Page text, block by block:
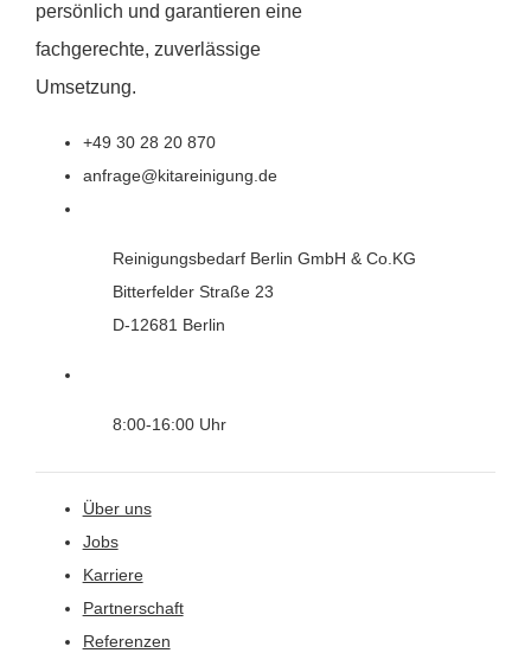
persönlich und garantieren eine
fachgerechte, zuverlässige
Umsetzung.
+49 30 28 20 870
anfrage@kitareinigung.de
Reinigungsbedarf Berlin GmbH & Co.KG
Bitterfelder Straße 23
D-12681 Berlin
8:00-16:00 Uhr
Über uns
Jobs
Karriere
Partnerschaft
Referenzen